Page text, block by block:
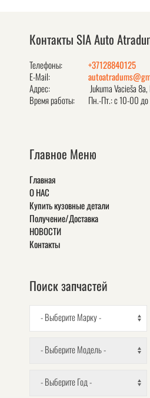
Контакты SIA Auto
Телефоны:
+37128840125
E-Mail:
Адрес:
Jukuma Vacieša
Время работы:
Пн.-Пт.: с 10-00
Главное Меню
Главная
О НАС
Купить кузовные детали
Получение/Доставка
НОВОСТИ
Контакты
Поиск запчастей
- Выберите Марку -
- Выберите Модель -
- Выберите Год -